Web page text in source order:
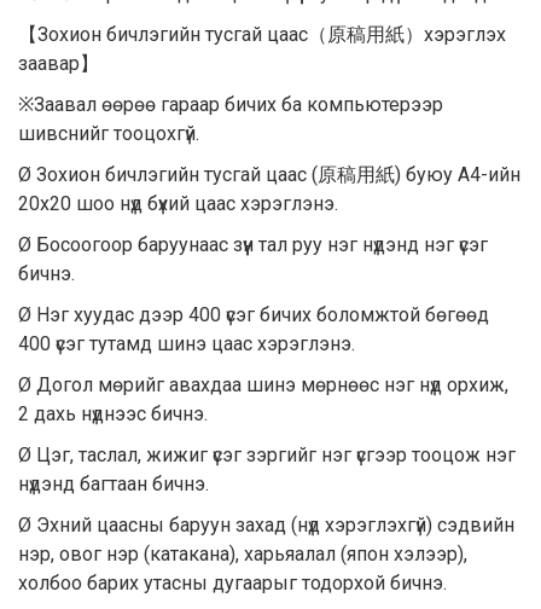
【Зохион бичлэгийн тусгай цаас（原稿用紙）хэрэглэх
заавар】
※Заавал өөрөө гараар бичих ба компьютерээр
шивснийг тооцохгүй.
Ø Зохион бичлэгийн тусгай цаас (原稿用紙) буюу А4-ийн
20х20 шоо нүд бүхий цаас хэрэглэнэ.
Ø Босоогоор баруунаас зүүн тал руу нэг нүдэнд нэг үсэг
бичнэ.
Ø Нэг хуудас дээр 400 үсэг бичих боломжтой бөгөөд
400 үсэг тутамд шинэ цаас хэрэглэнэ.
Ø Догол мөрийг авахдаа шинэ мөрнөөс нэг нүд орхиж,
2 дахь нүднээс бичнэ.
Ø Цэг, таслал, жижиг үсэг зэргийг нэг үсгээр тооцож нэг
нүдэнд багтаан бичнэ.
Ø Эхний цаасны баруун захад (нүд хэрэглэхгүй) сэдвийн
нэр, овог нэр (катакана), харьяалал (япон хэлээр),
холбоо барих утасны дугаарыг тодорхой бичнэ.